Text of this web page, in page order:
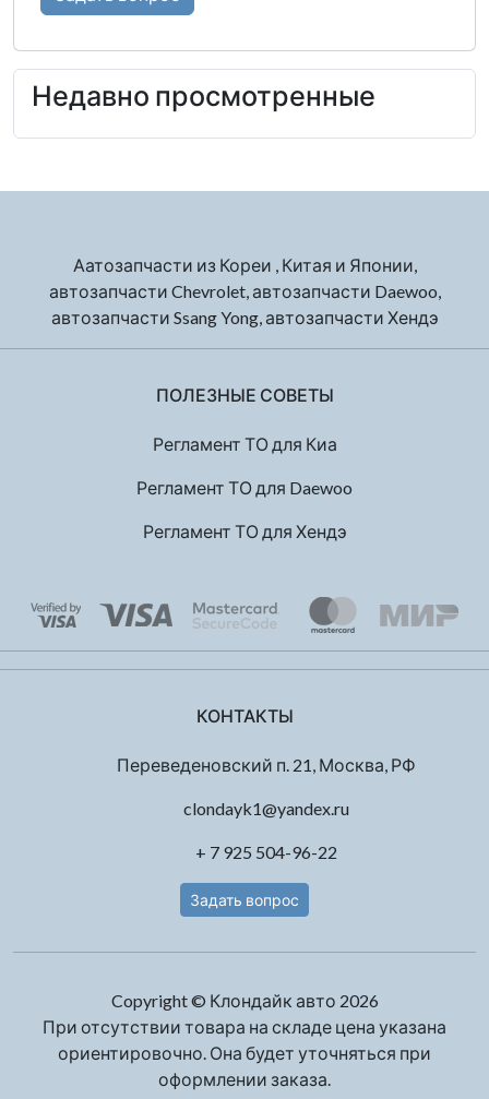
Недавно просмотренные
Аатозапчасти из Кореи , Китая и Японии,
автозапчасти Chevrolet, автозапчасти Daewoo,
автозапчасти Ssang Yong, автозапчасти Хендэ
ПОЛЕЗНЫЕ СОВЕТЫ
Регламент ТО для Киа
Регламент ТО для Daewoo
Регламент ТО для Хендэ
КОНТАКТЫ
Переведеновский п. 21, Москва, РФ
clondayk1@yandex.ru
+ 7 925 504-96-22
Задать вопрос
Copyright © Клондайк авто 2026
При отсутствии товара на складе цена указана
ориентировочно. Она будет уточняться при
оформлении заказа.